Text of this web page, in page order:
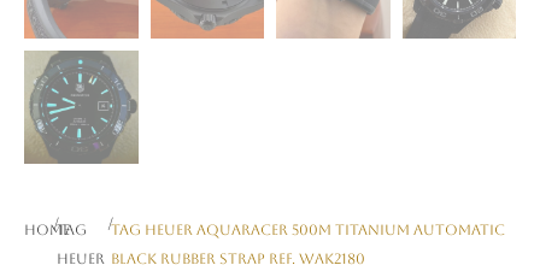
Home
/TAG
Heuer
/TAG Heuer Aquaracer 500M Titanium Automatic
Black Rubber Strap Ref. Wak2180